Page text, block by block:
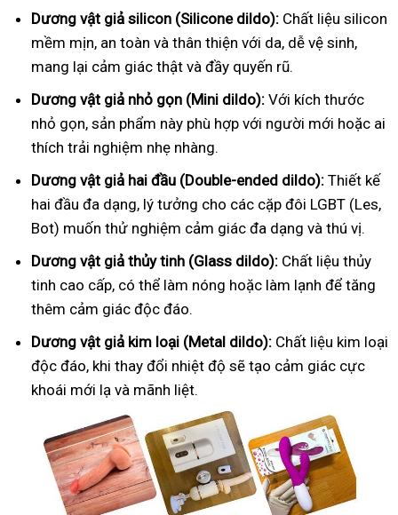
Dương vật giả silicon (Silicone dildo): Chất liệu silicon
mềm mịn, an toàn và thân thiện với da, dễ vệ sinh,
mang lại cảm giác thật và đầy quyến rũ.
Dương vật giả nhỏ gọn (Mini dildo): Với kích thước
nhỏ gọn, sản phẩm này phù hợp với người mới hoặc ai
thích trải nghiệm nhẹ nhàng.
Dương vật giả hai đầu (Double-ended dildo): Thiết kế
hai đầu đa dạng, lý tưởng cho các cặp đôi LGBT (Les,
Bot) muốn thử nghiệm cảm giác đa dạng và thú vị.
Dương vật giả thủy tinh (Glass dildo): Chất liệu thủy
tinh cao cấp, có thể làm nóng hoặc làm lạnh để tăng
thêm cảm giác độc đáo.
Dương vật giả kim loại (Metal dildo): Chất liệu kim loại
độc đáo, khi thay đổi nhiệt độ sẽ tạo cảm giác cực
khoái mới lạ và mãnh liệt.